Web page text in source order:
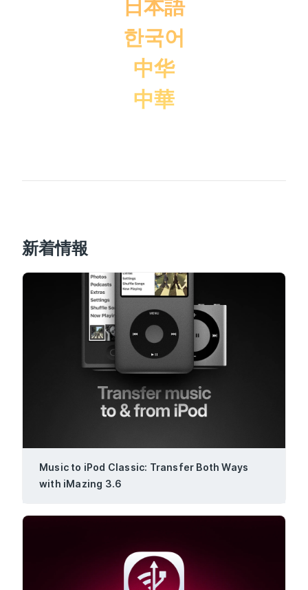
日本語
한국어
中华
中華
新着情報
Music to iPod Classic: Transfer Both Ways
with iMazing 3.6